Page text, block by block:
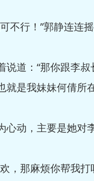
不行！”郭静连连
说道：“那你跟李
就是我妹妹何倩所
心动，主要是她对
，那麻烦你帮我